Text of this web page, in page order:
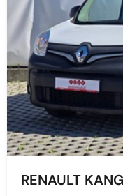
RENAULT